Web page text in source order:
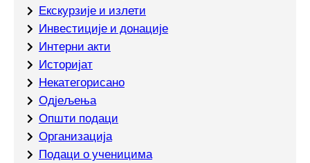
Екскурзије и излети
Инвестиције и донације
Интерни акти
Историјат
Некатегорисано
Одјељења
Општи подаци
Организација
Подаци о ученицима